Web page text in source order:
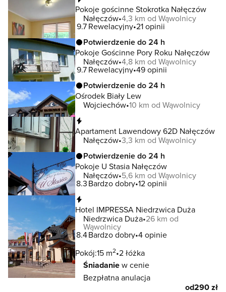
Pokoje gościnne Stokrotka Nałęczów
Nałęczów 4,3 km od Wąwolnicy
9.7Rewelacyjny 21 opinii
Potwierdzenie do 24 h
Pokoje Gościnne Pory Roku Nałęczów
Nałęczów 4,8 km od Wąwolnicy
9.7Rewelacyjny 49 opinii
Potwierdzenie do 24 h
Ośrodek Biały Lew
Wojciechów 10 km od Wąwolnicy
Apartament Lawendowy 62D Nałęczów
Nałęczów 3,3 km od Wąwolnicy
Potwierdzenie do 24 h
Pokoje U Stasia Nałęczów
Nałęczów 5,6 km od Wąwolnicy
8.3Bardzo dobry 12 opinii
Hotel IMPRESSA Niedrzwica Duża
Niedrzwica Duża 26 km od
Wąwolnicy
8.4Bardzo dobry 4 opinie
Pokój:15 m2 2 łóżka
Śniadaniew cenie
Bezpłatna anulacja
od290 zł